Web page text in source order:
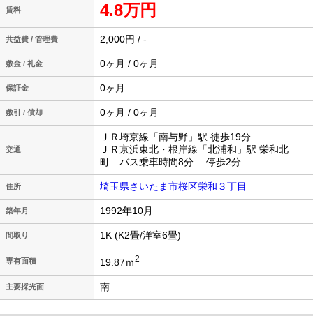
賃料 4.8万円
共益費 / 管理費 2,000円 / -
敷金 / 礼金 0ヶ月 / 0ヶ月
保証金 0ヶ月
敷引 / 償却 0ヶ月 / 0ヶ月
交通
ＪＲ埼京線「南与野」駅 徒歩19分
ＪＲ京浜東北・根岸線「北浦和」駅 栄和北
町 バス乗車時間8分 停歩2分
住所 埼玉県さいたま市桜区栄和３丁目
築年月 1992年10月
間取り 1K (K2畳/洋室6畳)
専有面積 19.87ｍ2
主要採光面 南